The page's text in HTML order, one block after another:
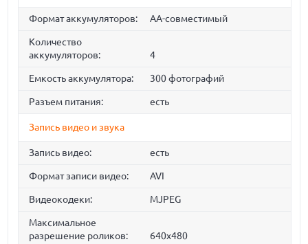
Формат аккумуляторов: AA-совмеcтимый
Количество
аккумуляторов:
4
Емкость аккумулятора: 300 фотографий
Разъем питания: есть
Запись видео и звука
Запись видео: есть
Формат записи видео: AVI
Видеокодеки: MJPEG
Максимальное
разрешение роликов:
640x480